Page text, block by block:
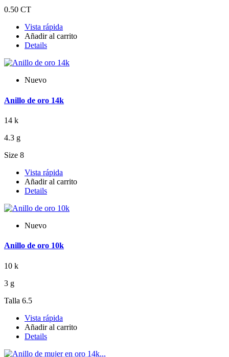
0.50 CT
Vista rápida
Añadir al carrito
Details
Nuevo
Anillo de oro 14k
14 k
4.3 g
Size 8
Vista rápida
Añadir al carrito
Details
Nuevo
Anillo de oro 10k
10 k
3 g
Talla 6.5
Vista rápida
Añadir al carrito
Details